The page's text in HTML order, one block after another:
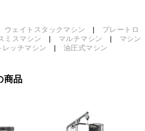
ウェイトスタックマシン | プレートロ
ミスマシン | マルチマシン | マシン
レッチマシン | 油圧式マシン
商品